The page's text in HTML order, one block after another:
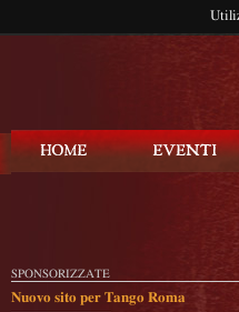
SPONSORIZZATE
Nuovo sito per Tango Roma